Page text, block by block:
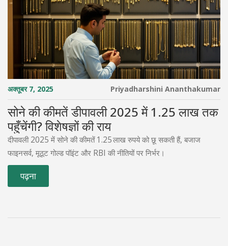
अक्तूबर 7, 2025 Priyadharshini Ananthakumar
सोने की कीमतें डीपावली 2025 में 1.25 लाख तक
पहुँचेंगी? विशेषज्ञों की राय
दीपावली 2025 में सोने की कीमतें 1.25 लाख रुपये को छू सकती हैं, बजाज
फाइनसर्व, मूठूट गोल्ड पॉइंट और RBI की नीतियों पर निर्भर।
पढ़ना